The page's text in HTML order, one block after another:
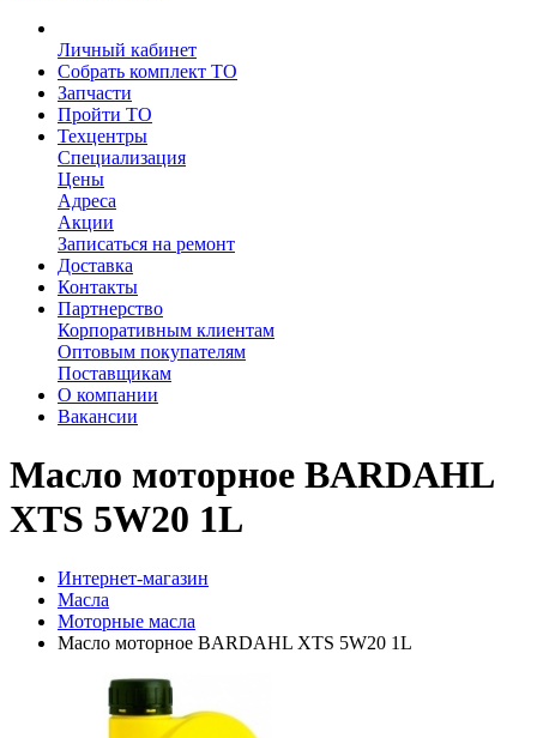
Личный кабинет
Собрать комплект ТО
Запчасти
Пройти ТО
Техцентры
Специализация
Цены
Адреса
Акции
Записаться на ремонт
Доставка
Контакты
Партнерство
Корпоративным клиентам
Оптовым покупателям
Поставщикам
О компании
Вакансии
Масло моторное BARDAHL
XTS 5W20 1L
Интернет-магазин
Масла
Моторные масла
Масло моторное BARDAHL XTS 5W20 1L